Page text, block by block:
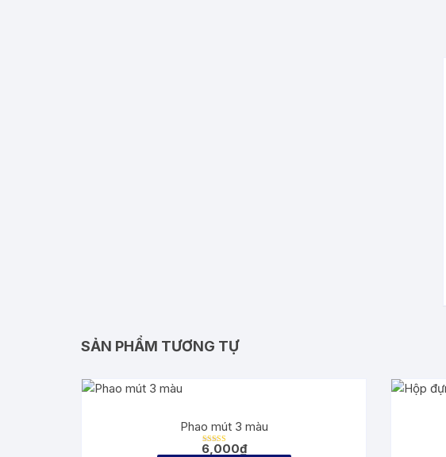
SẢN PHẨM TƯƠNG TỰ
Phao mút 3 màu
Được
6,000₫